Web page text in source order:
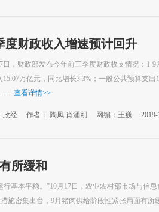
度财政收入增速预计回升
日，财政部发布今年前三季度财政收支情况：1-
15.07万亿元，同比增长3.3%；一般公共预算支出
查看详情>>
政经 作者： 陶凤 肖涌刚 网编：王巍
所缓和
基本平稳。”10月17日，农业农村部市场与信
施密集出台，9月猪肉供给阶段性紧张局面有所缓